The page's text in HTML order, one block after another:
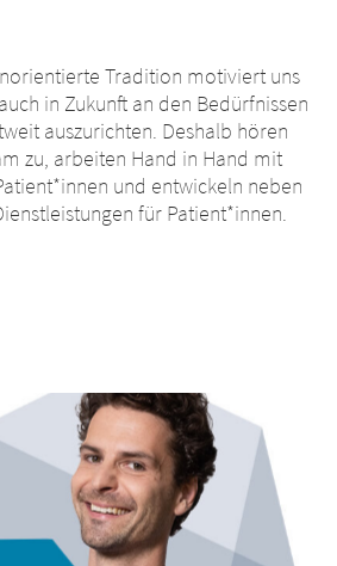
Tradition motiviert uns
in Zukunft an den Bedürfnissen
auszurichten. Deshalb hören
zu, arbeiten Hand in Hand mit
und entwickeln neben
für Patient*innen.